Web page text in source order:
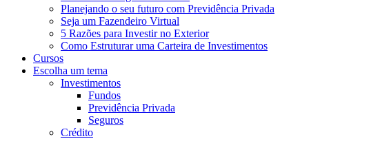
Planejando o seu futuro com Previdência Privada
Seja um Fazendeiro Virtual
5 Razões para Investir no Exterior
Como Estruturar uma Carteira de Investimentos
Cursos
Escolha um tema
Investimentos
Fundos
Previdência Privada
Seguros
Crédito